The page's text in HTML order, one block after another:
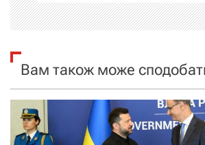
и
о
з
і
а
п
Вам також може